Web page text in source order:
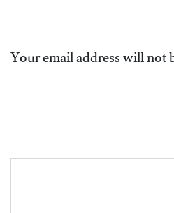
Your email address will